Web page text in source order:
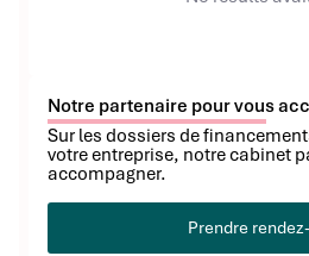
Notre partenaire pour vous
Sur les dossiers de
votre entreprise, notre cabinet
accompagner.
Prendre